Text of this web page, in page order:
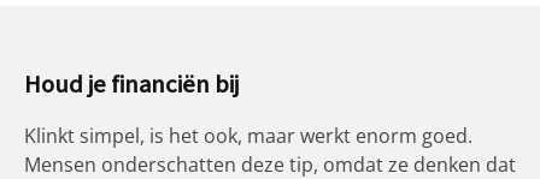
Houd je financiën bij
Klinkt simpel, is het ook, maar werkt enorm goed.
Mensen onderschatten deze tip, omdat ze denken dat